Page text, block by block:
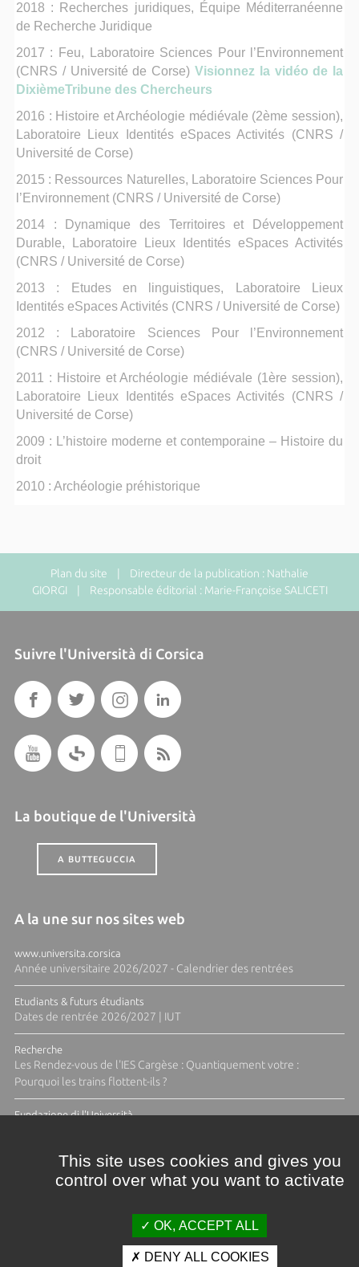
2018 : Recherches juridiques, Équipe Méditerranéenne
de Recherche Juridique
2017 : Feu, Laboratoire Sciences Pour l’Environnement
(CNRS / Université de Corse) Visionnez la vidéo de la
DixièmeTribune des Chercheurs
2016 : Histoire et Archéologie médiévale (2ème session),
Laboratoire Lieux Identités eSpaces Activités (CNRS /
Université de Corse)
2015 : Ressources Naturelles, Laboratoire Sciences Pour
l’Environnement (CNRS / Université de Corse)
2014 : Dynamique des Territoires et Développement
Durable, Laboratoire Lieux Identités eSpaces Activités
(CNRS / Université de Corse)
2013 : Etudes en linguistiques, Laboratoire Lieux
Identités eSpaces Activités (CNRS / Université de Corse)
2012 : Laboratoire Sciences Pour l’Environnement
(CNRS / Université de Corse)
2011 : Histoire et Archéologie médiévale (1ère session),
Laboratoire Lieux Identités eSpaces Activités (CNRS /
Université de Corse)
2009 : L’histoire moderne et contemporaine – Histoire du
droit
2010 : Archéologie préhistorique
Plan du site | Directeur de la publication : Nathalie
GIORGI | Responsable éditorial : Marie-Françoise SALICETI
Suivre l'Università di Corsica
La boutique de l'Università
A BUTTEGUCCIA
A la une sur nos sites web
www.universita.corsica
Année universitaire 2026/2027 - Calendrier des rentrées
Etudiants & futurs étudiants
Dates de rentrée 2026/2027 | IUT
Recherche
Les Rendez-vous de l'IES Cargèse : Quantiquement votre :
Pourquoi les trains flottent-ils ?
Fundazione di l'Università
This site uses cookies and gives you
control over what you want to activate
OK, ACCEPT ALL
DENY ALL COOKIES